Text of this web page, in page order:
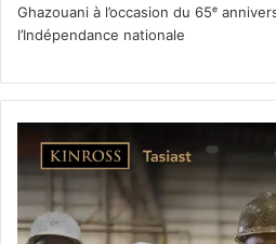
Ghazouani à l’occasion du 65ᵉ
l’Indépendance nationale